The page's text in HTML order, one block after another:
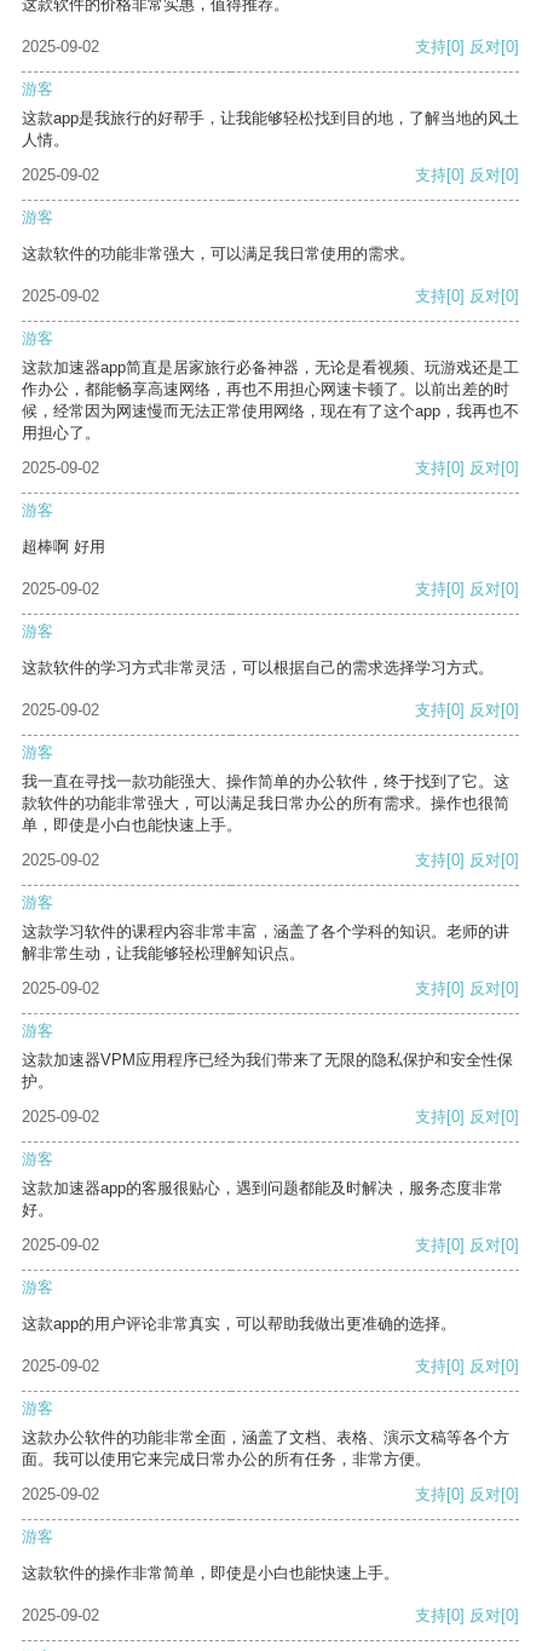
这款软件的价格非常实惠，值得推荐。
2025-09-02 支持[0] 反对[0]
游客
这款app是我旅行的好帮手，让我能够轻松找到目的地，了解当地的风土
人情。
2025-09-02
支持[0] 反对[0]
游客
这款软件的功能非常强大，可以满足我日常使用的需求。
2025-09-02 支持[0] 反对[0]
游客
这款加速器app简直是居家旅行必备神器，无论是看视频、玩游戏还是工
作办公，都能畅享高速网络，再也不用担心网速卡顿了。以前出差的时
候，经常因为网速慢而无法正常使用网络，现在有了这个app，我再也不
用担心了。
2025-09-02
支持[0] 反对[0]
游客
超棒啊 好用
2025-09-02 支持[0] 反对[0]
游客
这款软件的学习方式非常灵活，可以根据自己的需求选择学习方式。
2025-09-02 支持[0] 反对[0]
游客
我一直在寻找一款功能强大、操作简单的办公软件，终于找到了它。这
款软件的功能非常强大，可以满足我日常办公的所有需求。操作也很简
单，即使是小白也能快速上手。
2025-09-02
支持[0] 反对[0]
游客
这款学习软件的课程内容非常丰富，涵盖了各个学科的知识。老师的讲
解非常生动，让我能够轻松理解知识点。
2025-09-02
支持[0] 反对[0]
游客
这款加速器VPM应用程序已经为我们带来了无限的隐私保护和安全性保
护。
2025-09-02
支持[0] 反对[0]
游客
这款加速器app的客服很贴心，遇到问题都能及时解决，服务态度非常
好。
2025-09-02
支持[0] 反对[0]
游客
这款app的用户评论非常真实，可以帮助我做出更准确的选择。
2025-09-02 支持[0] 反对[0]
游客
这款办公软件的功能非常全面，涵盖了文档、表格、演示文稿等各个方
面。我可以使用它来完成日常办公的所有任务，非常方便。
2025-09-02
支持[0] 反对[0]
游客
这款软件的操作非常简单，即使是小白也能快速上手。
2025-09-02 支持[0] 反对[0]